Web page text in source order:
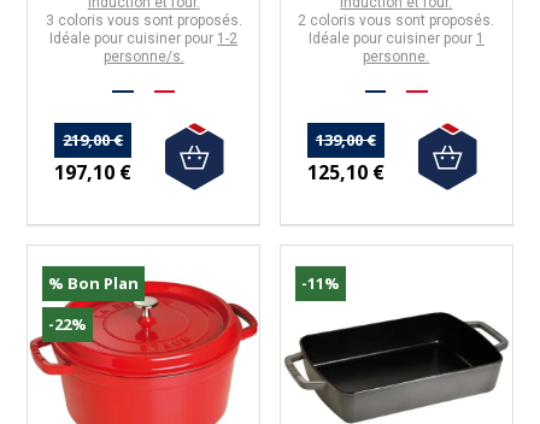
3 coloris vous sont proposés.
Idéale pour cuisiner pour 1-2
personne/s.
219,00 €
197,10 €
2 coloris vous sont proposés.
Idéale pour cuisiner pour 1
personne.
139,00 €
125,10 €
% Bon Plan
-22%
-11%